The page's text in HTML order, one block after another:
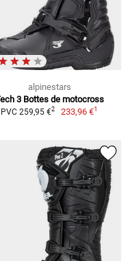
alpinestars
3 Bottes de motocross
PVC 259,95 €2 233,96 €1